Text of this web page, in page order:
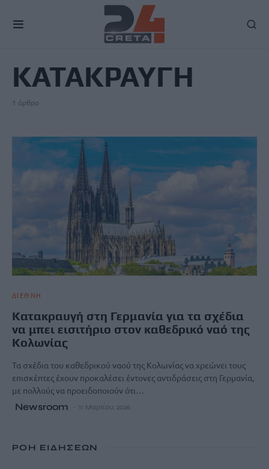
ΚΑΤΑΚΡΑΥΓΗ
1 άρθρο
ΔΙΕΘΝΗ
Κατακραυγή στη Γερμανία για τα σχέδια
να μπει εισιτήριο στον καθεδρικό ναό της
Κολωνίας
Τα σχέδια του καθεδρικού ναού της Κολωνίας να χρεώνει τους
επισκέπτες έχουν προκαλέσει έντονες αντιδράσεις στη Γερμανία,
με πολλούς να προειδοποιούν ότι…
Newsroom 11 Μαρτίου, 2026
ΡΟΗ ΕΙΔΗΣΕΩΝ